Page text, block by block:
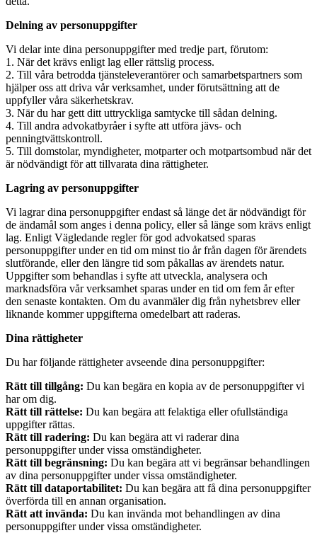
Delning av personuppgifter
Vi delar inte dina personuppgifter med tredje part, förutom:
1. När det krävs enligt lag eller rättslig process.
2. Till våra betrodda tjänsteleverantörer och samarbetspartners som
hjälper oss att driva vår verksamhet, under förutsättning att de
uppfyller våra säkerhetskrav.
3. När du har gett ditt uttryckliga samtycke till sådan delning.
4. Till andra advokatbyråer i syfte att utföra jävs- och
penningtvättskontroll.
5. Till domstolar, myndigheter, motparter och motpartsombud när det
är nödvändigt för att tillvarata dina rättigheter.
Lagring av personuppgifter
Vi lagrar dina personuppgifter endast så länge det är nödvändigt för
de ändamål som anges i denna policy, eller så länge som krävs enligt
lag. Enligt Vägledande regler för god advokatsed sparas
personuppgifter under en tid om minst tio år från dagen för ärendets
slutförande, eller den längre tid som påkallas av ärendets natur.
Uppgifter som behandlas i syfte att utveckla, analysera och
marknadsföra vår verksamhet sparas under en tid om fem år efter
den senaste kontakten. Om du avanmäler dig från nyhetsbrev eller
liknande kommer uppgifterna omedelbart att raderas.
Dina rättigheter
Du har följande rättigheter avseende dina personuppgifter:
Rätt till tillgång: Du kan begära en kopia av de personuppgifter vi
har om dig.
Rätt till rättelse: Du kan begära att felaktiga eller ofullständiga
uppgifter rättas.
Rätt till radering: Du kan begära att vi raderar dina
personuppgifter under vissa omständigheter.
Rätt till begränsning: Du kan begära att vi begränsar behandlingen
av dina personuppgifter under vissa omständigheter.
Rätt till dataportabilitet: Du kan begära att få dina personuppgifter
överförda till en annan organisation.
Rätt att invända: Du kan invända mot behandlingen av dina
personuppgifter under vissa omständigheter.